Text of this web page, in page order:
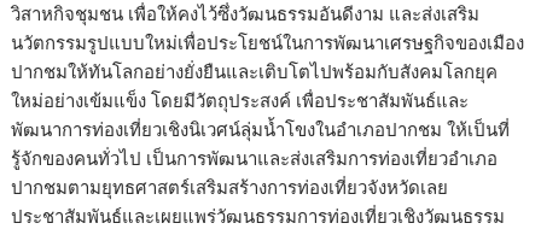
วิสาหกิจชุมชน เพื่อให้คงไว้ซึ่งวัฒนธรรมอันดีงาม และส่งเสริม
นวัตกรรมรูปแบบใหม่เพื่อประโยชน์ในการพัฒนาเศรษฐกิจของเมือง
ปากชมให้ทันโลกอย่างยั่งยืนและเติบโตไปพร้อมกับสังคมโลกยุค
ใหม่อย่างเข้มแข็ง โดยมีวัตถุประสงค์ เพื่อประชาสัมพันธ์และ
พัฒนาการท่องเที่ยวเชิงนิเวศน์ลุ่มน้ำโขงในอำเภอปากชม ให้เป็นที่
รู้จักของคนทั่วไป เป็นการพัฒนาและส่งเสริมการท่องเที่ยวอำเภอ
ปากชมตามยุทธศาสตร์เสริมสร้างการท่องเที่ยวจังหวัดเลย
ประชาสัมพันธ์และเผยแพร่วัฒนธรรมการท่องเที่ยวเชิงวัฒนธรรม